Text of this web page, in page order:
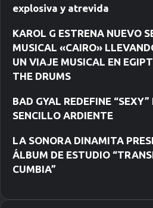
explosiva y atrevida
KAROL G ESTRENA NUEVO
MUSICAL «CAIRO»
UN VIAJE MUSICAL EN
THE DRUMS
BAD GYAL REDEFINE
SENCILLO ARDIENTE
LA SONORA DINAMITA
ÁLBUM DE ESTUDIO
CUMBIA”